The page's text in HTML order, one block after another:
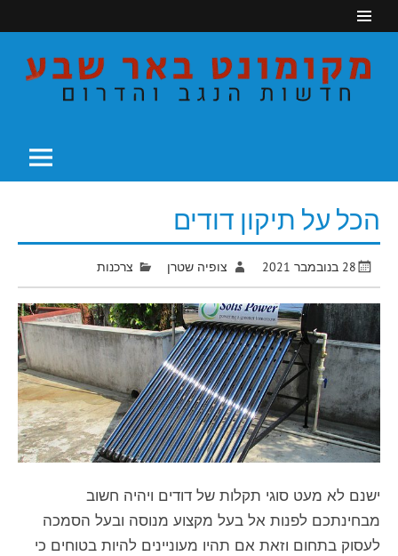
הכל על תיקון דודים
28 בנובמבר 2021 צופיה שטרן צרכנות
ישנם לא מעט סוגי תקלות של דודים ויהיה חשוב
מבחינתכם לפנות אל בעל מקצוע מנוסה ובעל הסמכה
לעסוק בתחום וזאת אם תהיו מעוניינים להיות בטוחים כי